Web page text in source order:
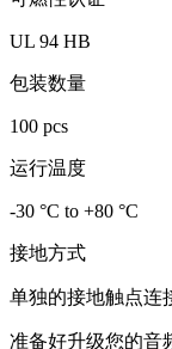
UL 94 HB
包装数量
100 pcs
运行温度
-30 °C to +80 °C
接地方式
单独的接地触点连
准备好升级您的音